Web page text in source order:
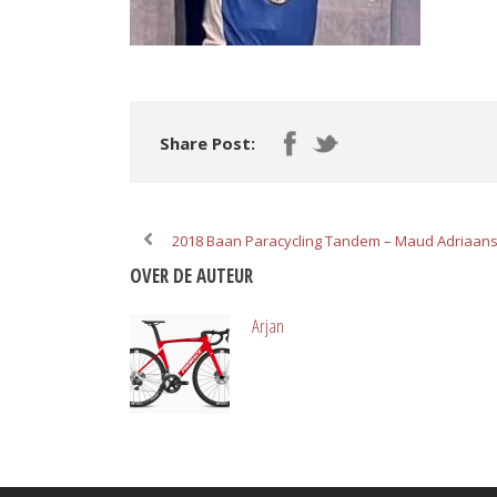
Share Post:
2018 Baan Paracycling Tandem – Maud
OVER DE AUTEUR
Arjan